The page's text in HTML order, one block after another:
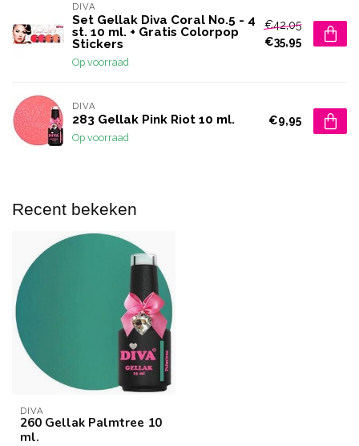
DIVA
Set Gellak Diva Coral No.5 - 4
st. 10 ml. + Gratis Colorpop
Stickers
Op voorraad
€42,05
€35,95
DIVA
283 Gellak Pink Riot 10 ml.
Op voorraad
€9,95
Recent bekeken
DIVA
260 Gellak Palmtree 10
ml.